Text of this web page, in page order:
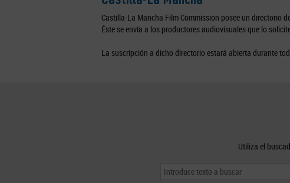
Castilla-La Mancha Film Commission posee un directorio
Éste se envía a los productores audiovisuales que lo
La suscripción a dicho directorio estará abierta durante
Utiliza el